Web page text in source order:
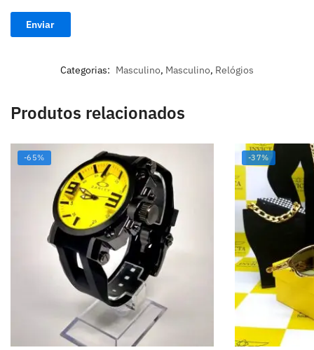
Categorias: Masculino, Masculino, Relógios
Produtos relacionados
-65% -37%